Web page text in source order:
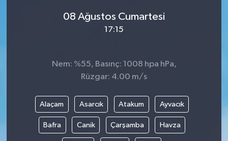
08 Ağustos Cumartesi
17:15
Nem: %55, Basınç: 1008 hpa hPa,
Rüzgar: 4.00 m/s
Alaçam Asarcık Atakum Ayvacık
Bafra Canik Çarşamba Havza
Yaşam
Yurttan